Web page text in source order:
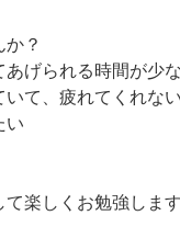
？
あげられる時間が少
いて、疲れてくれな
い
楽しくお勉強します